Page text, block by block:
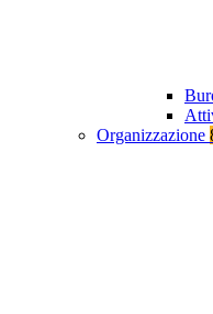
Organizzazione